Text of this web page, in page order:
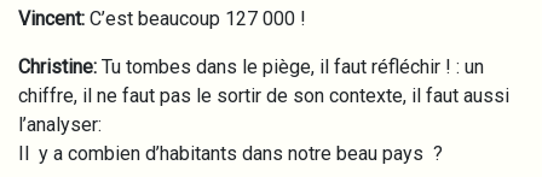
Vincent: C’est beaucoup 127 000 !
Christine: Tu tombes dans le piège, il faut réfléchir ! : un
chiffre, il ne faut pas le sortir de son contexte, il faut aussi
l’analyser:
Il y a combien d’habitants dans notre beau pays ?